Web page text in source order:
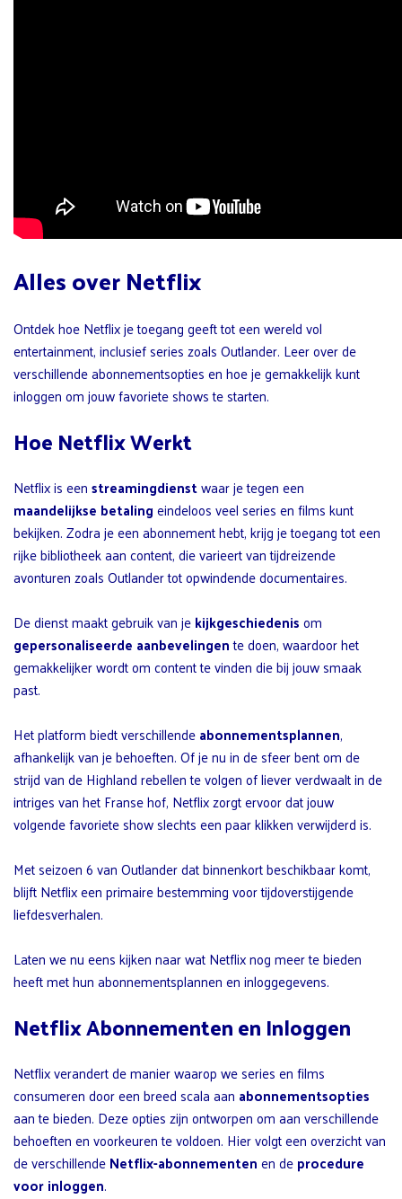
Alles over Netflix
Ontdek hoe Netflix je toegang geeft tot een wereld vol
entertainment, inclusief series zoals Outlander. Leer over de
verschillende abonnementsopties en hoe je gemakkelijk kunt
inloggen om jouw favoriete shows te starten.
Hoe Netflix Werkt
Netflix is eenstreamingdienstwaar je tegen een
maandelijkse betalingeindeloos veel series en films kunt
bekijken. Zodra je een abonnement hebt, krijg je toegang tot een
rijke bibliotheek aan content, die varieert van tijdreizende
avonturen zoals Outlander tot opwindende documentaires.
De dienst maakt gebruik van jekijkgeschiedenisom
gepersonaliseerde aanbevelingente doen, waardoor het
gemakkelijker wordt om content te vinden die bij jouw smaak
past.
Het platform biedt verschillendeabonnementsplannen,
afhankelijk van je behoeften. Of je nu in de sfeer bent om de
strijd van de Highland rebellen te volgen of liever verdwaalt in de
intriges van het Franse hof, Netflix zorgt ervoor dat jouw
volgende favoriete show slechts een paar klikken verwijderd is.
Met seizoen 6 van Outlander dat binnenkort beschikbaar komt,
blijft Netflix een primaire bestemming voor tijdoverstijgende
liefdesverhalen.
Laten we nu eens kijken naar wat Netflix nog meer te bieden
heeft met hun abonnementsplannen en inloggegevens.
Netflix Abonnementen en Inloggen
Netflix verandert de manier waarop we series en films
consumeren door een breed scala aan abonnementsopties
aan te bieden. Deze opties zijn ontworpen om aan verschillende
behoeften en voorkeuren te voldoen. Hier volgt een overzicht van
de verschillendeNetflix-abonnementenen deprocedure
voor inloggen.